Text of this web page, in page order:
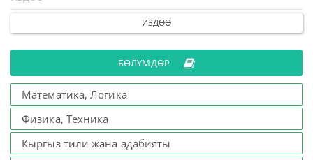
ИЗДӨӨ
БӨЛҮМДӨР
Математика, Логика
Физика, Техника
Кыргыз тили жана адабияты